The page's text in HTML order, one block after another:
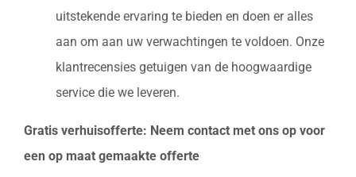
uitstekende ervaring te bieden en doen er alles
aan om aan uw verwachtingen te voldoen. Onze
klantrecensies getuigen van de hoogwaardige
service die we leveren.
Gratis verhuisofferte: Neem contact met ons op voor
een op maat gemaakte offerte